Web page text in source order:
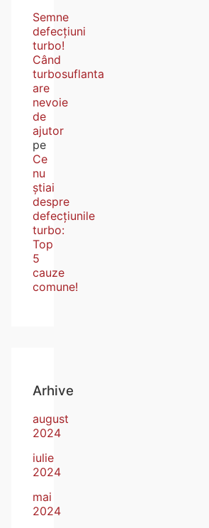
Semne
defecțiuni
turbo!
Când
turbosuflanta
are
nevoie
de
ajutor
pe
Ce
nu
ştiai
despre
defecțiunile
turbo:
Top
5
cauze
comune!
Arhive
august
2024
iulie
2024
mai
2024